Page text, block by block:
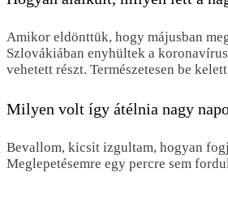
Amikor eldönttük, hogy májusban
Szlovákiában enyhültek a
vehetett részt. Természetesen be
Milyen volt így átélnia nagy
Bevallom, kicsit izgultam, hogyan
Meglepetésemre egy percre sem